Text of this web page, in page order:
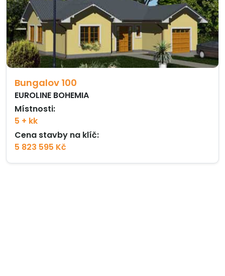
Bungalov 100
EUROLINE BOHEMIA
Místnosti:
5 + kk
Cena stavby na klíč:
5 823 595 Kč